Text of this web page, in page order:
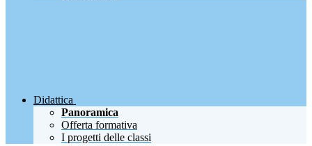
Didattica
Panoramica
Offerta formativa
I progetti delle classi